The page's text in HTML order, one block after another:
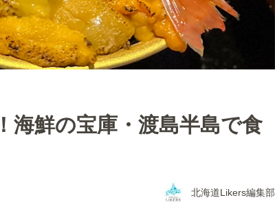
海鮮の宝庫・渡島半島で食
北海道Likers編集部